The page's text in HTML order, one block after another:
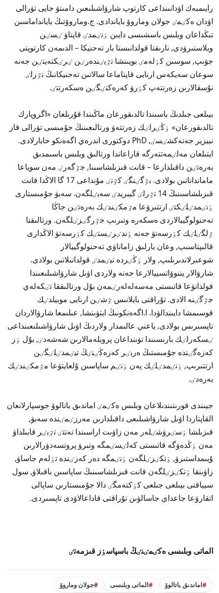
رايىمبەك اۋدانىنداعى كارتوپ شارۋاشىلىعىن دامىتۋ جايى تۋرالى
اۋدان ەكٸمٸ جولان وماروۆ باياندادى. ج.وماروۆتىڭ بايانداماسىن
تىڭداعان وبلىس باسشىسى دايىن ٶنٸمدٸ قاپتاۋ ٸسٸن
ويلاستىرۋدى, نارىقتا قولدانىستا بار تەحنيكا – الدىمەن كارتوپتى
جۋىپ, سوسىن كٶلەمٸ بويىنشا تٷيٸندەرٸن ٸرٸكتەيتٸن جەنە
سوعان سەيكەس ارنايى قاپتاماعا سالاتىن تەحنيكانىڭ تٷرلٸ
نۇسقالارىن زەرتتەپ كٶرۋ كەرەكتٸگٸن ەسكەرتتٸ.
بيىلعى جىلدىڭ باسىندا تالدىقورعان ماڭىندا قۇرىلعان «اگروپارك
تالدىقورعان» ٶڭٸرلٸك زەرتتەۋ ورتالىعىنىڭ جۇمىسى تۋرالى قاز
نييزير جەتەكشٸسٸ, PhD دوكتورى اندرەي اگەەنكو حابارلادى.
ايتىلعان مەلٸمەتتەرگە قاراعاندا ورتالىق وبلىس باسىمدىق
بەرەتٸن داقىلدارعا – قانت قىزىلشاسىنا, جٷگەرٸ مەن سوياعا
مامانداناتىن بولادى. بٷگٸنگٸ كٷنٸ مۇنداعى 17 گا الاڭدا قانت
قىزىلشاسىنىڭ 14 تٷرلٸ گيبريدٸ سەبٸلگەن. سەبۋ جۇمىستارى
ٶنٸمدٸلٸكتٸ ارتتىرۋعا مٷمكٸندٸك بەرەتٸن جاڭا
تەحنولوگييالاردى ەسكەرە وتىرىپ جٷرگٸزٸلگەن. ورتالىقتا
ٷلگٸلٸك كٶرسەتۋ جەنە ٶندٸرٸستٸك كٶرسەتۋ الاڭدارى
قالىپتاسىپ, وعان بارلىق زاماناۋي تەحنولوگييالار
شوعىرلاندىرىلىپ, ولار ٶڭٸردە تيٸمدٸ قولدانىلاتىن بولادى.
شارۋالار يننوۆاتسييالارعا جەنە ولاردى اۋىل شارۋاشىلىعىندا
قولدانۋعا قاتىستى مەسەلەلەرٸمەن بۇل ورتالىققا تٸكەلەي
جٷگٸنە الادى. تۇراقتى بايلانىس ٷشٸن ارنايى موبيلدٸك
قوسىمشا دايىندالۋدا. ا.اگەەنكونىڭ ايتۋىنشا, عىلىمعا شارۋالاردان
تاپسىرىس بولادى, ياعني عالىمدار ولاردىڭ اۋىل شارۋاشىلىعىنداعى
ٸسكەرلٸك بارىسىندا تۋىنداعان پروبلەمالارىن شەشەدٸ, بۇل ٶز
كەزەگٸندە جۇمىستىڭ ەربٸر كەزەڭٸنٸڭ تيٸمدٸلٸگٸن
ارتتىرىپ, ٶنٸمدٸلٸك پەن ٶنٸم ساپاسىن ۇلعايتۋعا مٷمكٸندٸك
بەرەدٸ.
جيىندى قورىتىندىلاعان وبلىس ەكٸمٸ اماندىق باتالوۆ جوسپارلانعان
القاپتاردا اۋىل شارۋاشىلىعى داقىلدارىن مەرزٸمٸندە سەبۋ,
قىزىلشا ٶسٸرۋشٸلەر مەن زاۋىت اراسىندا تەتتٸ تٷبٸر قابىلداۋ
مەن ٶڭدەۋگە قاتىستى كەلٸسٸمگە وتىرۋ پروتسەدۋرالارىن
ۇيىمداستىرۋ, ٶتكٸزٸلگەن ٶنٸمگە دەر كەزٸندە تٶلەم جاساۋ,
زاۋىتقا ٶتكٸزٸلگەن قانت قىزىلشاسىنىڭ ساپاسىن باقىلاۋ, سول
سيياقتى بيىلعى جىلعى كٶكتەمگٸ دالا جۇمىستارىن ساپالى
اتقارۋعا جاعداي جاسالۋىن تۇراقتى قاداعالاۋدى تاپسىردى.
الماتى وبلىسى ەكٸمٸنٸڭ باسپاسٶز قىزمەتٸ
اماندىق باتالوۆ الماتى وبلىسى
جولان وماروۆ